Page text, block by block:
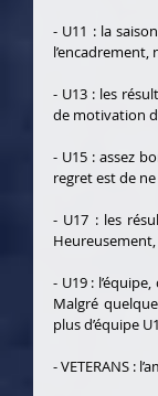
- U11 : la
- U13 : les
de motivation
- U15 : assez
regret est de
- U17 : les
- U19 :
Malgré
plus d’équipe
- VETERANS :